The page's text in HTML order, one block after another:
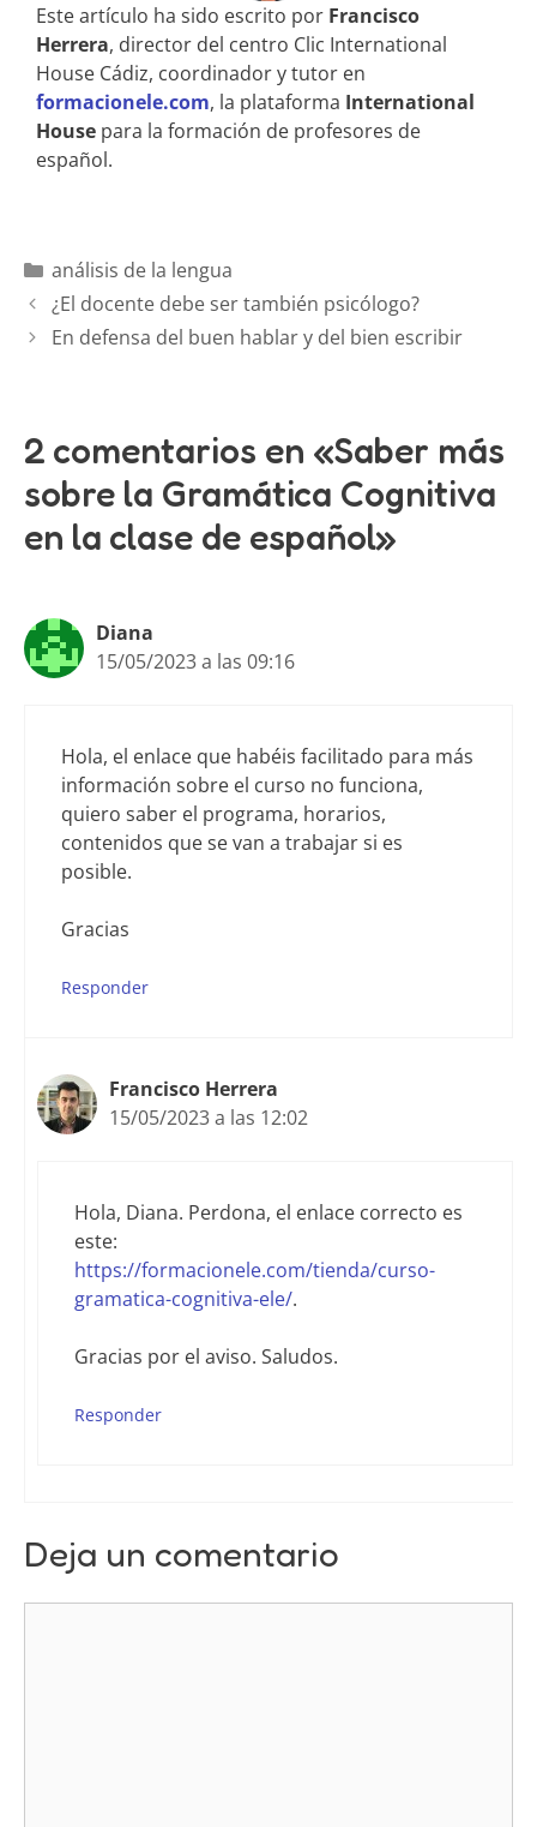
Este artículo ha sido escrito por Francisco
Herrera, director del centro Clic International
House Cádiz, coordinador y tutor en
formacionele.com, la plataforma International
House para la formación de profesores de
español.
análisis de la lengua
¿El docente debe ser también psicólogo?
En defensa del buen hablar y del bien escribir
2 comentarios en «Saber más
sobre la Gramática Cognitiva
en la clase de español»
Diana
15/05/2023 a las 09:16
Hola, el enlace que habéis facilitado para más
información sobre el curso no funciona,
quiero saber el programa, horarios,
contenidos que se van a trabajar si es
posible.
Gracias
Responder
Francisco Herrera
15/05/2023 a las 12:02
Hola, Diana. Perdona, el enlace correcto es
este:
https://formacionele.com/tienda/curso-
gramatica-cognitiva-ele/.
Gracias por el aviso. Saludos.
Responder
Deja un comentario